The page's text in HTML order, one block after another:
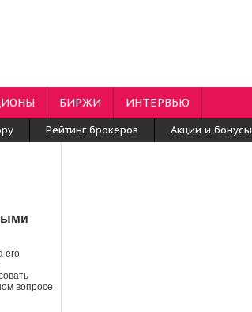
БИРЖИ ИНТЕРВЬЮ
Рейтинг брокеров Акции и бонусы
его
вопросе